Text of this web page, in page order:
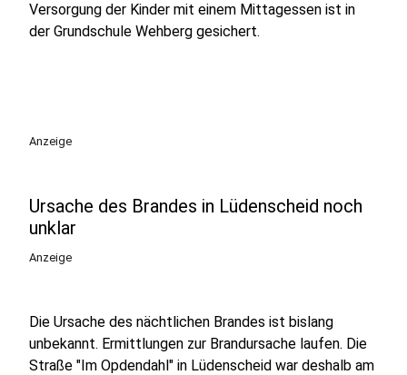
Versorgung der Kinder mit einem Mittagessen ist in
der Grundschule Wehberg gesichert.
Anzeige
Ursache des Brandes in Lüdenscheid noch
unklar
Anzeige
Die Ursache des nächtlichen Brandes ist bislang
unbekannt. Ermittlungen zur Brandursache laufen. Die
Straße "Im Opdendahl" in Lüdenscheid war deshalb am